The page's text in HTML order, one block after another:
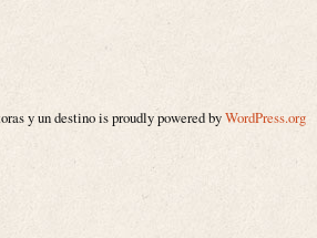
y un destino is proudly powered byWordPress.org